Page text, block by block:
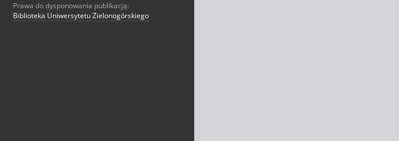
Prawa do dysponowania publikacją:
Biblioteka Uniwersytetu Zielonogórskiego